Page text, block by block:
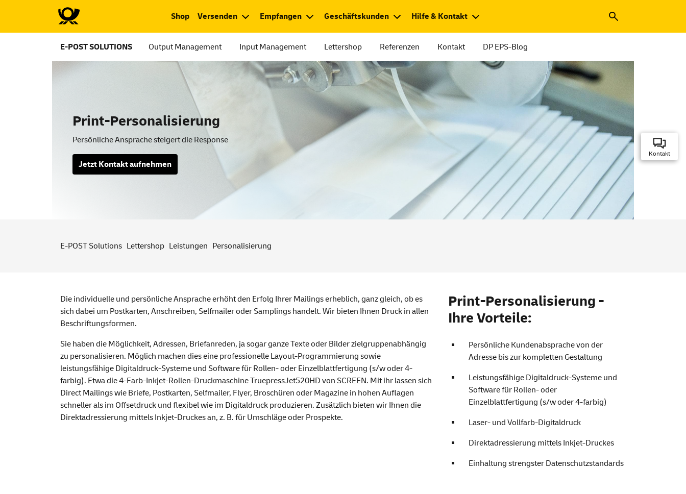
Shop Versenden Empfangen Geschäftskunden Hilfe & Kontakt
E-POST SOLUTIONS Output Management Input Management Lettershop Referenzen Kontakt DP EPS-Blog
Kontakt
Print-Personalisierung
Persönliche Ansprache steigert die Response
Jetzt Kontakt aufnehmen
E-POST Solutions Lettershop Leistungen Personalisierung
Die individuelle und persönliche Ansprache erhöht den Erfolg Ihrer Mailings erheblich, ganz gleich, ob es
sich dabei um Postkarten, Anschreiben, Selfmailer oder Samplings handelt. Wir bieten Ihnen Druck in allen
Beschriftungsformen.
Sie haben die Möglichkeit, Adressen, Briefanreden, ja sogar ganze Texte oder Bilder zielgruppenabhängig
zu personalisieren. Möglich machen dies eine professionelle Layout-Programmierung sowie
leistungsfähige Digitaldruck-Systeme und Software für Rollen- oder Einzelblattfertigung (s/w oder 4-
farbig). Etwa die 4-Farb-Inkjet-Rollen-Druckmaschine TruepressJet520HD von SCREEN. Mit ihr lassen sich
Direct Mailings wie Briefe, Postkarten, Selfmailer, Flyer, Broschüren oder Magazine in hohen Auflagen
schneller als im Offsetdruck und flexibel wie im Digitaldruck produzieren. Zusätzlich bieten wir Ihnen die
Direktadressierung mittels Inkjet-Druckes an, z. B. für Umschläge oder Prospekte.
Print-Personalisierung -
Ihre Vorteile:
Persönliche Kundenabsprache von der
Adresse bis zur kompletten Gestaltung
Leistungsfähige Digitaldruck-Systeme und
Software für Rollen- oder
Einzelblattfertigung (s/w oder 4-farbig)
Laser- und Vollfarb-Digitaldruck
Direktadressierung mittels Inkjet-Druckes
Einhaltung strengster Datenschutzstandards